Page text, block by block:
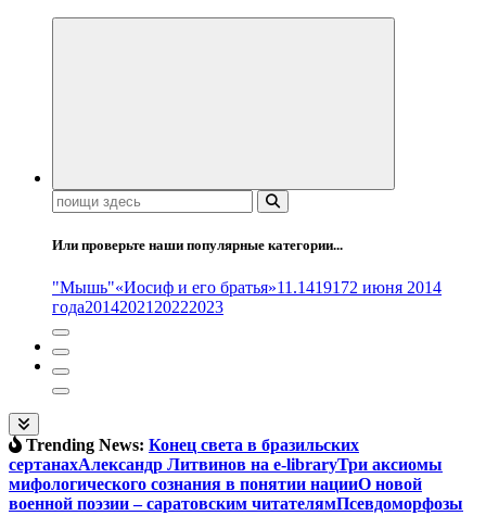
Поиск:
Или проверьте наши популярные категории...
"Мышь"«Иосиф и его братья»11.1419172 июня 2014
года20142021 20222023
Trending News: Конец света в бразильских
сертанахАлександр Литвинов на e-libraryТри аксиомы
мифологического сознания в понятии нацииО новой
военной поэзии – саратовским читателямПсевдоморфозы